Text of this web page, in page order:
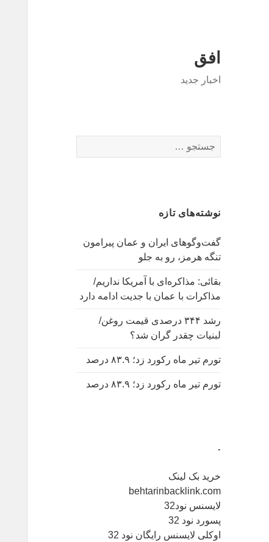
افق
اخبار جدید
برای:
نوشته‌های تازه
گفت‌وگوهای ایران و عمان پیرامون
تنگه هرمز، رو به جلو
بقائی: مذاکره‌ای با آمریکا نداریم/
مذاکرات با عمان با جدیت ادامه دارد
رشد ۳۴۴ درصدی قیمت روغن/
لبنیات چقدر گران شد؟
تورم تیر ماه رکورد زد؛ ۸۳.۹ درصد
تورم تیر ماه رکورد زد؛ ۸۳.۹ درصد
.
خرید بک لینک
behtarinbacklink.com
لایسنس نود32
پسورد نود 32
اوکلی لایسنس رایگان نود 32